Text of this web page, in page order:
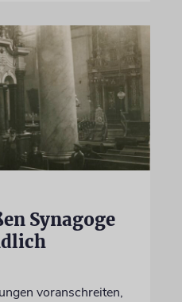
Synagoge
voranschreiten,